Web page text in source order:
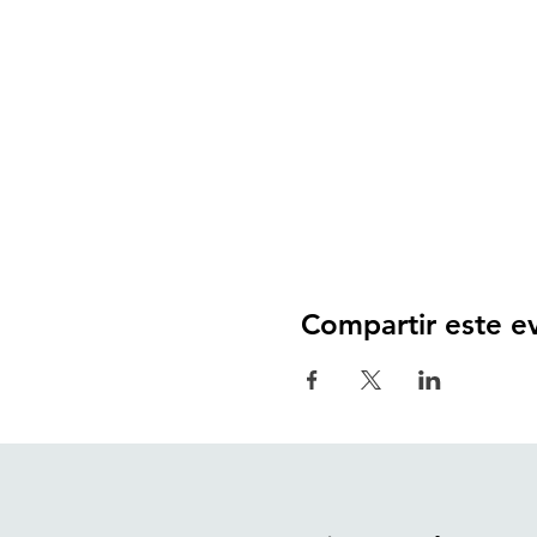
Compartir este